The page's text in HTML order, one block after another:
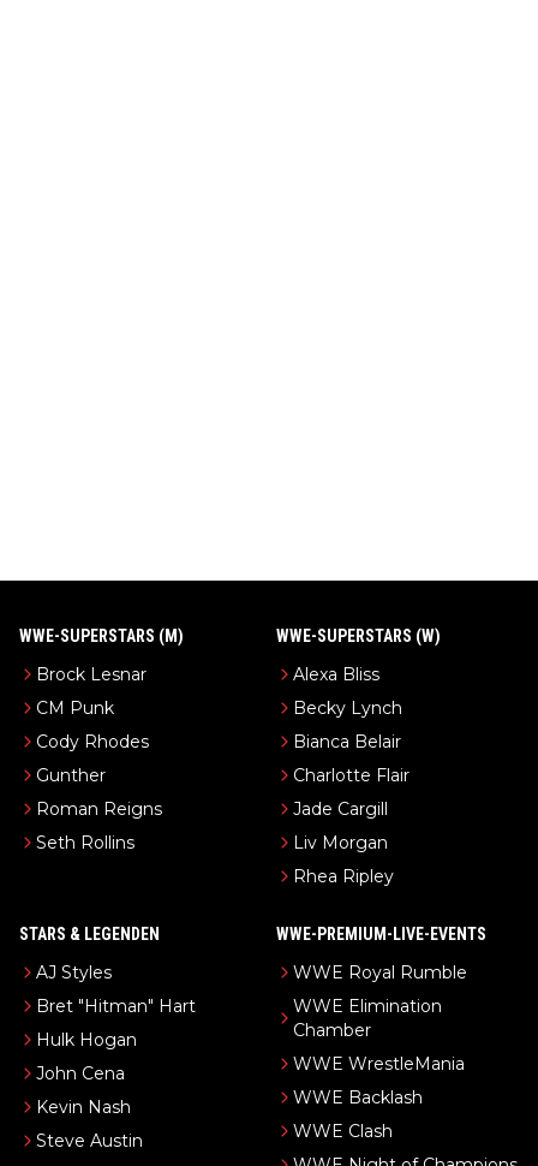
WWE-SUPERSTARS (M)
Brock Lesnar
CM Punk
Cody Rhodes
Gunther
Roman Reigns
Seth Rollins
WWE-SUPERSTARS (W)
Alexa Bliss
Becky Lynch
Bianca Belair
Charlotte Flair
Jade Cargill
Liv Morgan
Rhea Ripley
STARS & LEGENDEN
AJ Styles
Bret "Hitman" Hart
Hulk Hogan
John Cena
Kevin Nash
Steve Austin
WWE-PREMIUM-LIVE-EVENTS
WWE Royal Rumble
WWE Elimination
Chamber
WWE WrestleMania
WWE Backlash
WWE Clash